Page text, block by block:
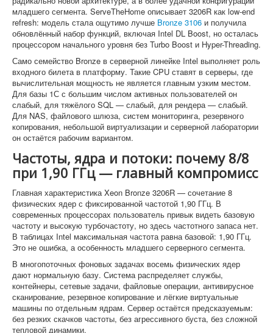
младшего сегмента. ServeTheHome описывает 3206R как low-end
refresh: модель стала ощутимо лучше Bronze 3106 и получила
обновлённый набор функций, включая Intel DL Boost, но осталась
процессором начального уровня без Turbo Boost и Hyper-Threading.
Само семейство Bronze в серверной линейке Intel выполняет роль
входного билета в платформу. Такие CPU ставят в серверы, где
вычислительная мощность не является главным узким местом.
Для базы 1С с большим числом активных пользователей он
слабый, для тяжёлого SQL — слабый, для рендера — слабый.
Для NAS, файлового шлюза, систем мониторинга, резервного
копирования, небольшой виртуализации и серверной лаборатории
он остаётся рабочим вариантом.
Частоты, ядра и потоки: почему 8/8
при 1,90 ГГц — главный компромисс
Главная характеристика Xeon Bronze 3206R — сочетание 8
физических ядер с фиксированной частотой 1,90 ГГц. В
современных процессорах пользователь привык видеть базовую
частоту и высокую турбочастоту, но здесь частотного запаса нет.
В таблицах Intel максимальная частота равна базовой: 1,90 ГГц.
Это не ошибка, а особенность младшего серверного сегмента.
В многопоточных фоновых задачах восемь физических ядер
дают нормальную базу. Система распределяет службы,
контейнеры, сетевые задачи, файловые операции, антивирусное
сканирование, резервное копирование и лёгкие виртуальные
машины по отдельным ядрам. Сервер остаётся предсказуемым:
без резких скачков частоты, без агрессивного буста, без сложной
тепловой динамики.